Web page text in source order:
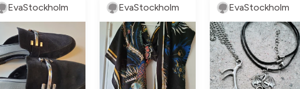
EvaStockholm EvaStockholm EvaStockholm